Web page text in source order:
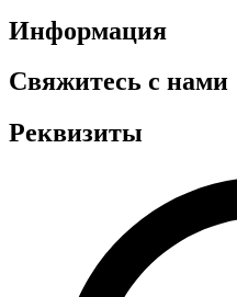
Информация
Свяжитесь с нами
Реквизиты